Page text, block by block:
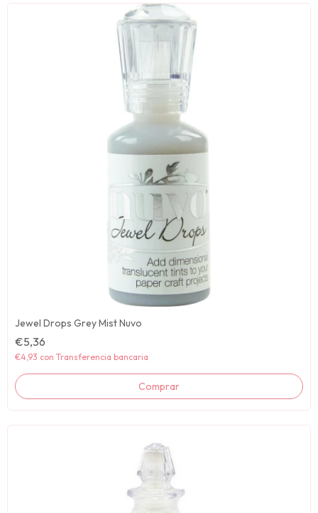
Jewel Drops Grey Mist Nuvo
€5,36
€4,93 con Transferencia bancaria